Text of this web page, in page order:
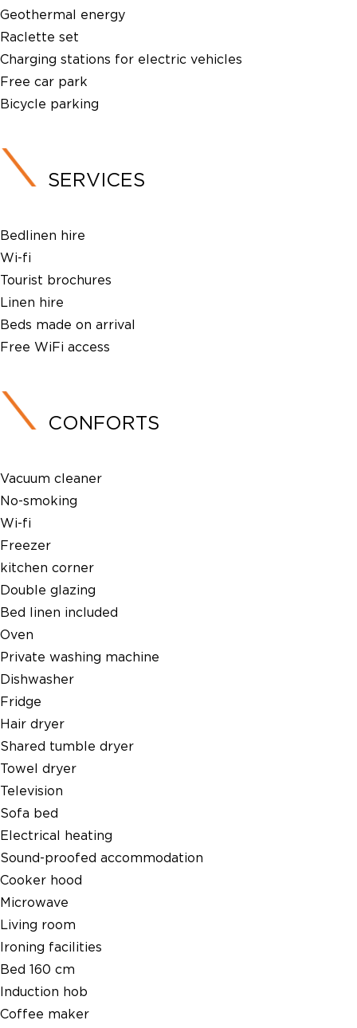
Geothermal energy
Raclette set
Charging stations for electric vehicles
Free car park
Bicycle parking
SERVICES
Bedlinen hire
Wi-fi
Tourist brochures
Linen hire
Beds made on arrival
Free WiFi access
CONFORTS
Vacuum cleaner
No-smoking
Wi-fi
Freezer
kitchen corner
Double glazing
Bed linen included
Oven
Private washing machine
Dishwasher
Fridge
Hair dryer
Shared tumble dryer
Towel dryer
Television
Sofa bed
Electrical heating
Sound-proofed accommodation
Cooker hood
Microwave
Living room
Ironing facilities
Bed 160 cm
Induction hob
Coffee maker